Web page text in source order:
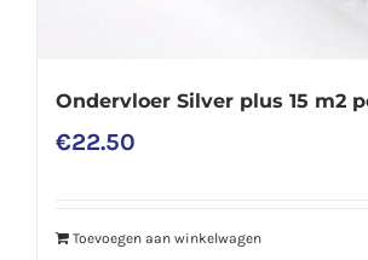
Ondervloer Silver plus 15 m2
€22.50
Toevoegen aan winkelwagen